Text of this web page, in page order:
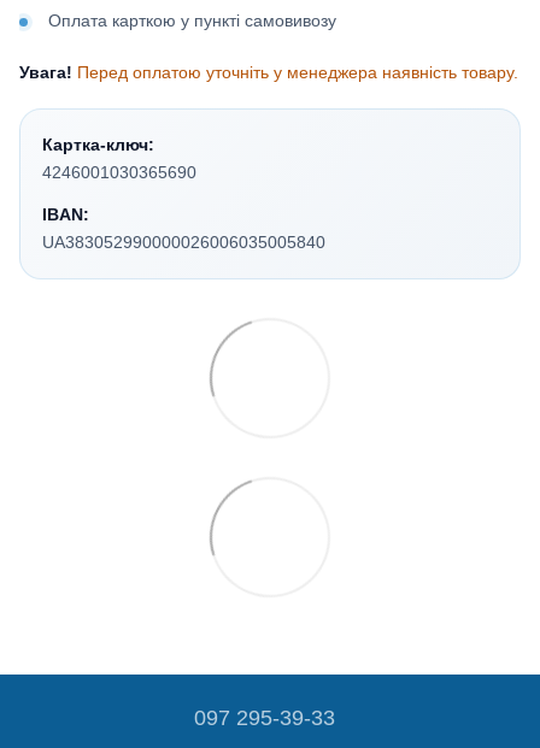
Оплата карткою у пункті самовивозу
Увага! Перед оплатою уточніть у менеджера наявність товару.
Картка-ключ:
4246001030365690
IBAN:
UA383052990000026006035005840
097 295-39-33